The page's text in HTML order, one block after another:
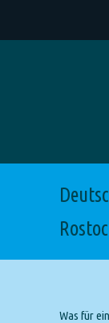
Was für